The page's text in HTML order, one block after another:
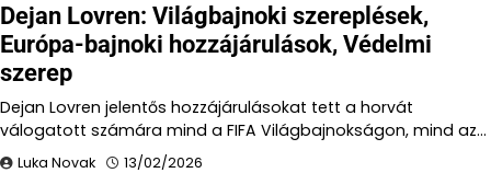
Dejan Lovren: Világbajnoki szereplések,
Európa-bajnoki hozzájárulások, Védelmi
szerep
Dejan Lovren jelentős hozzájárulásokat tett a horvát
válogatott számára mind a FIFA Világbajnokságon, mind az…
Luka Novak 13/02/2026